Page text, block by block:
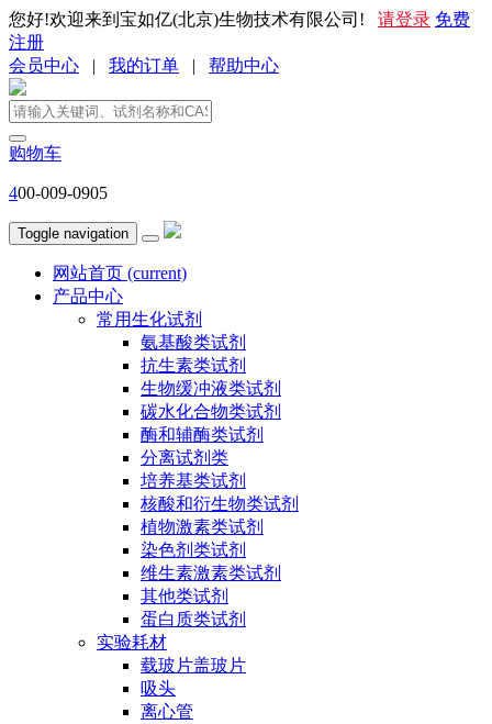
您好!欢迎来到宝如亿(北京)生物技术有限公司! 请登录 免费
注册
会员中心 | 我的订单 | 帮助中心
购物车
400-009-0905
Toggle navigation
网站首页 (current)
产品中心
常用生化试剂
氨基酸类试剂
抗生素类试剂
生物缓冲液类试剂
碳水化合物类试剂
酶和辅酶类试剂
分离试剂类
培养基类试剂
核酸和衍生物类试剂
植物激素类试剂
染色剂类试剂
维生素激素类试剂
其他类试剂
蛋白质类试剂
实验耗材
载玻片盖玻片
吸头
离心管